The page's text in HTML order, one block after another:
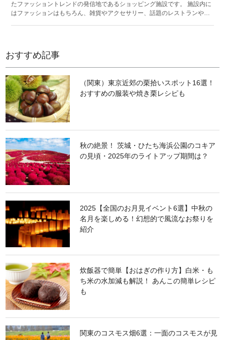
たファッショントレンドの発信地であるショッピング施設です。 施設内に
はファッションはもちろん、雑貨やアクセサリー、話題のレストランやカ
プも多数出店。多種多様なテイストが詰まっているため、男女共に自身の
好みのブランドを見つけることができます。 6階に設置されている「ラフ
ォーレミュージアム原宿」は斬新にデザインされたクリエイティブな空
間。ここでは展示会やカルチャーイベントなどが定期的に開催されてお
り、多彩なイベントで常に話題を集めています。 （投稿日：
2018/07/12 最終更新日：2023/12/20）
おすすめ記事
（関東）東京近郊の栗拾いスポット16選！
おすすめの服装や焼き栗レシピも
秋の絶景！ 茨城・ひたち海浜公園のコキア
の見頃・2025年のライトアップ期間は？
2025【全国のお月見イベント6選】中秋の
名月を楽しめる！幻想的で風流なお祭りを
紹介
炊飯器で簡単【おはぎの作り方】白米・も
ち米の水加減も解説！ あんこの簡単レシピ
も
関東のコスモス畑6選：一面のコスモスが見